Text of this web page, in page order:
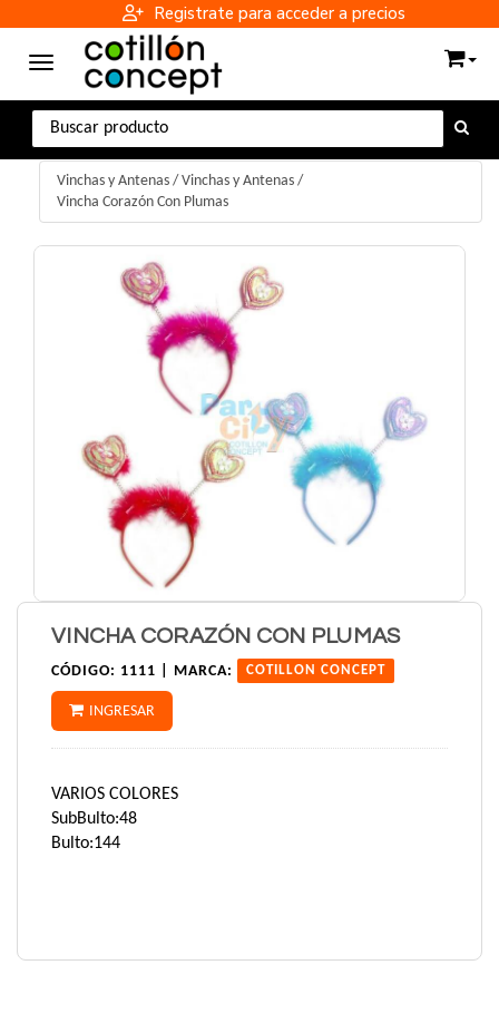
Registrate para acceder a precios
Toggle navigation
Vinchas y Antenas / Vinchas y Antenas /
Vincha Corazón Con Plumas
VINCHA CORAZÓN CON PLUMAS
CÓDIGO: 1111 | MARCA: COTILLON CONCEPT
INGRESAR
VARIOS COLORES
SubBulto:48
Bulto:144